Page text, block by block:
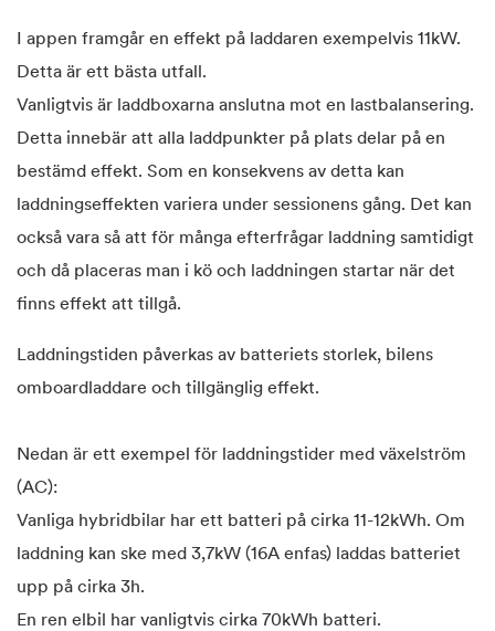
I appen framgår en effekt på laddaren exempelvis 11kW.
Detta är ett bästa utfall.
Vanligtvis är laddboxarna anslutna mot en lastbalansering.
Detta innebär att alla laddpunkter på plats delar på en
bestämd effekt. Som en konsekvens av detta kan
laddningseffekten variera under sessionens gång. Det kan
också vara så att för många efterfrågar laddning samtidigt
och då placeras man i kö och laddningen startar när det
finns effekt att tillgå.
Laddningstiden påverkas av batteriets storlek, bilens
omboardladdare och tillgänglig effekt.
Nedan är ett exempel för laddningstider med växelström
(AC):
Vanliga hybridbilar har ett batteri på cirka 11-12kWh. Om
laddning kan ske med 3,7kW (16A enfas) laddas batteriet
upp på cirka 3h.
En ren elbil har vanligtvis cirka 70kWh batteri.